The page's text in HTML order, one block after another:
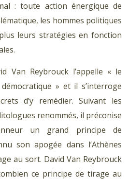
: toute action énergique de
les hommes politiques
leurs stratégies en fonction
Van Reybrouck l’appelle « le
» et il s’interroge
d’y remédier. Suivant les
renommés, il préconise
un grand principe de
son apogée dans l’Athènes
au sort. David Van Reybrouck
ce principe de tirage au